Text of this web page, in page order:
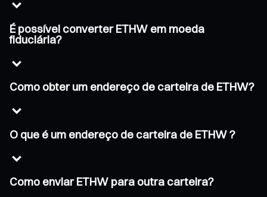
É possível converter ETHW em moeda
fiduciária?
Como obter um endereço de carteira de ETHW?
O que é um endereço de carteira de ETHW ?
Como enviar ETHW para outra carteira?